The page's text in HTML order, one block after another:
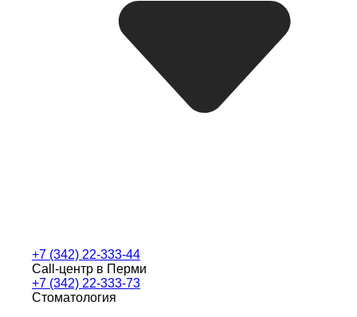
+7 (342) 22-333-44
Call-центр в Перми
+7 (342) 22-333-73
Стоматология